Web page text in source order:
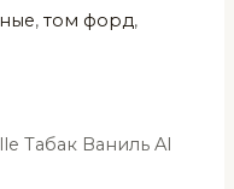
,том форд,
Табак Ваниль Al